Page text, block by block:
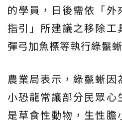
的學員，日後需依「外
指引」所建議之移除工
彈弓加魚標等執行綠鬣
農業局表示，綠鬣蜥因
小恐龍常讓部分民眾心
是草食性動物，生性膽